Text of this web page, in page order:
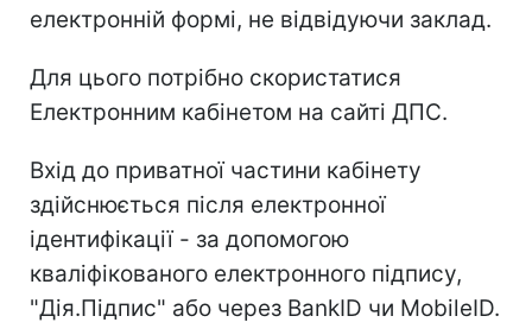
електронній формі, не відвідуючи заклад.
Для цього потрібно скористатися
Електронним кабінетом на сайті ДПС.
Вхід до приватної частини кабінету
здійснюється після електронної
ідентифікації - за допомогою
кваліфікованого електронного підпису,
"Дія.Підпис" або через BankID чи MobileID.